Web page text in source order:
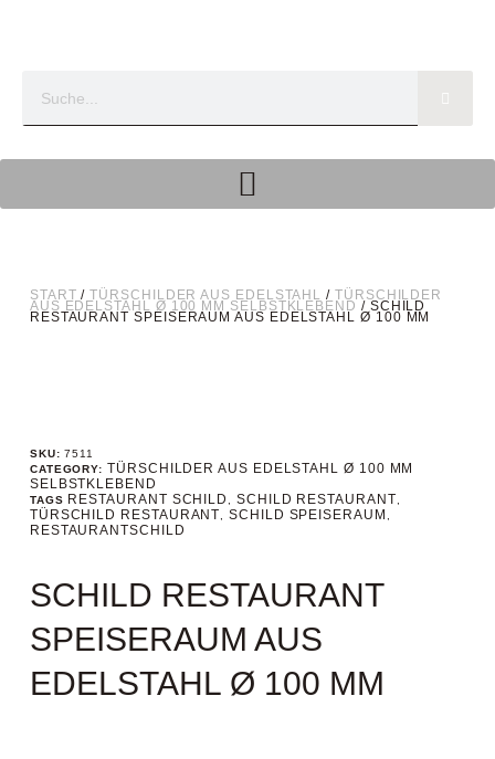
START /TÜRSCHILDER AUS EDELSTAHL /TÜRSCHILDER
AUS EDELSTAHL Ø 100 MM SELBSTKLEBEND / SCHILD
RESTAURANT SPEISERAUM AUS EDELSTAHL Ø 100 MM
SKU:7511
CATEGORY: TÜRSCHILDER AUS EDELSTAHL Ø 100 MM
SELBSTKLEBEND
TAGS RESTAURANT SCHILD SCHILD RESTAURANT
TÜRSCHILD RESTAURANT ,SCHILD SPEISERAUM
RESTAURANTSCHILD
SCHILD RESTAURANT
SPEISERAUM AUS
EDELSTAHL Ø 100 MM